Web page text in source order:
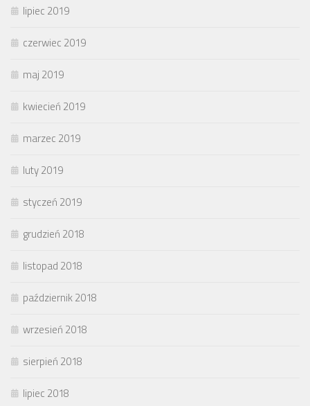
lipiec 2019
czerwiec 2019
maj 2019
kwiecień 2019
marzec 2019
luty 2019
styczeń 2019
grudzień 2018
listopad 2018
październik 2018
wrzesień 2018
sierpień 2018
lipiec 2018